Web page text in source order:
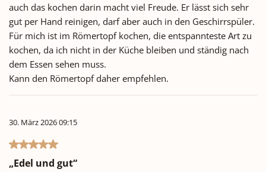
auch das kochen darin macht viel Freude. Er lässt sich sehr
gut per Hand reinigen, darf aber auch in den Geschirrspüler.
Für mich ist im Römertopf kochen, die entspannteste Art zu
kochen, da ich nicht in der Küche bleiben und ständig nach
dem Essen sehen muss.
Kann den Römertopf daher empfehlen.
30. März 2026 09:15
Bewertung mit 5 von 5 Sternen
„Edel und gut“